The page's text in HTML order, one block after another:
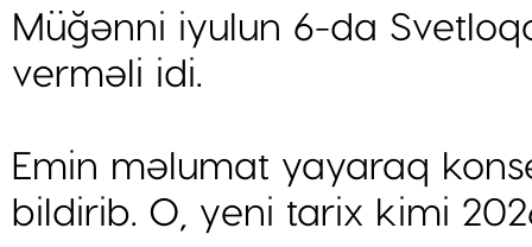
Müğənni iyulun 6-da
verməli idi.
Emin məlumat yayaraq
bildirib. O, yeni tarix kimi